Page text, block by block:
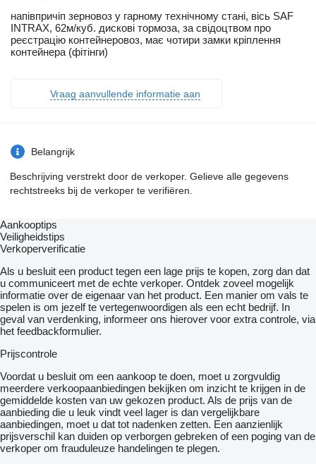
напівпричіп зерновоз у гарному технічному стані, вісь SAF
INTRAX, 62м/куб. дискові тормоза, за свідоцтвом про
реєстрацію контейнеровоз, має чотири замки кріплення
контейнера (фітінги)
Vraag aanvullende informatie aan
Belangrijk
Beschrijving verstrekt door de verkoper. Gelieve alle gegevens
rechtstreeks bij de verkoper te verifiëren.
Aankooptips
Veiligheidstips
Verkoperverificatie
Als u besluit een product tegen een lage prijs te kopen, zorg dan dat
u communiceert met de echte verkoper. Ontdek zoveel mogelijk
informatie over de eigenaar van het product. Een manier om vals te
spelen is om jezelf te vertegenwoordigen als een echt bedrijf. In
geval van verdenking, informeer ons hierover voor extra controle, via
het feedbackformulier.
Prijscontrole
Voordat u besluit om een ​​aankoop te doen, moet u zorgvuldig
meerdere verkoopaanbiedingen bekijken om inzicht te krijgen in de
gemiddelde kosten van uw gekozen product. Als de prijs van de
aanbieding die u leuk vindt veel lager is dan vergelijkbare
aanbiedingen, moet u dat tot nadenken zetten. Een aanzienlijk
prijsverschil kan duiden op verborgen gebreken of een poging van de
verkoper om frauduleuze handelingen te plegen.